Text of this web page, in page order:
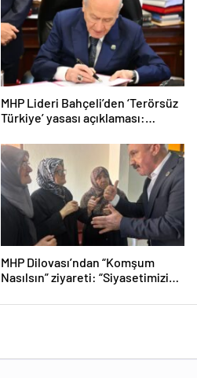
MHP Lideri Bahçeli’den ‘Terörsüz
Türkiye’ yasası açıklaması:
MHP Dilovası’ndan “Komşum
Nasılsın” ziyareti: “Siyasetimizin